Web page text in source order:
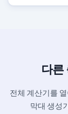
다른
전체 계산기를
막대 생성